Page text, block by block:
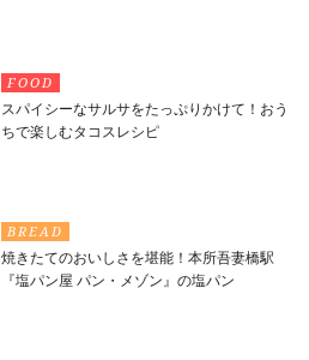
FOOD
スパイシーなサルサをたっぷりかけて！おう
ちで楽しむタコスレシピ
BREAD
焼きたてのおいしさを堪能！本所吾妻橋駅
『塩パン屋 パン・メゾン』の塩パン